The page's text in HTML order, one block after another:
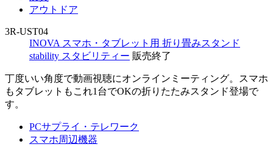
アウトドア
3R-UST04
INOVA スマホ・タブレット用 折り畳みスタンド
stability スタビリティー 販売終了
丁度いい角度で動画視聴にオンラインミーティング。スマホ
もタブレットもこれ1台でOKの折りたたみスタンド登場で
す。
PCサプライ・テレワーク
スマホ周辺機器